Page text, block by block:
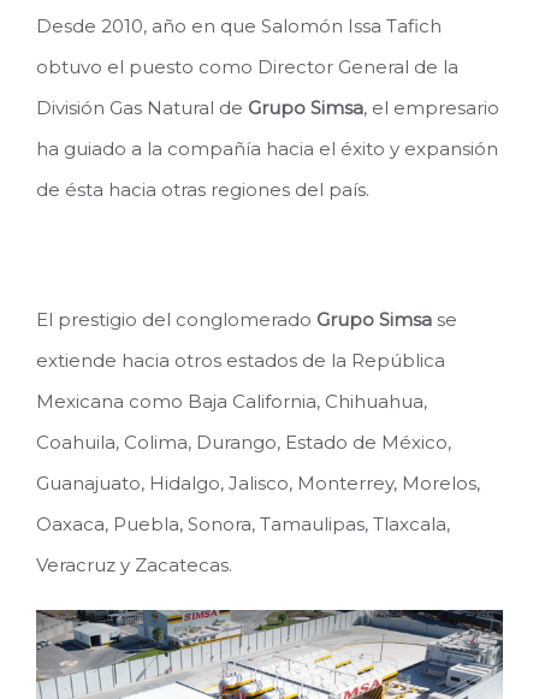
Desde 2010, año en que Salomón Issa Tafich
obtuvo el puesto como Director General de la
División Gas Natural de Grupo Simsa, el empresario
ha guiado a la compañía hacia el éxito y expansión
de ésta hacia otras regiones del país.
El prestigio del conglomerado Grupo Simsa se
extiende hacia otros estados de la República
Mexicana como Baja California, Chihuahua,
Coahuila, Colima, Durango, Estado de México,
Guanajuato, Hidalgo, Jalisco, Monterrey, Morelos,
Oaxaca, Puebla, Sonora, Tamaulipas, Tlaxcala,
Veracruz y Zacatecas.